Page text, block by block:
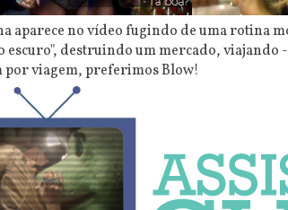
aparece no vídeo fugindo de uma rotina
escuro", destruindo um mercado,
viagem, preferimos Blow!